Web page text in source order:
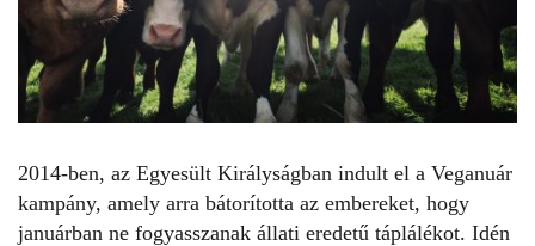
2014-ben, az Egyesült Királyságban indult el a Veganuár
kampány, amely arra bátorította az embereket, hogy
januárban ne fogyasszanak állati eredetű táplálékot. Idén